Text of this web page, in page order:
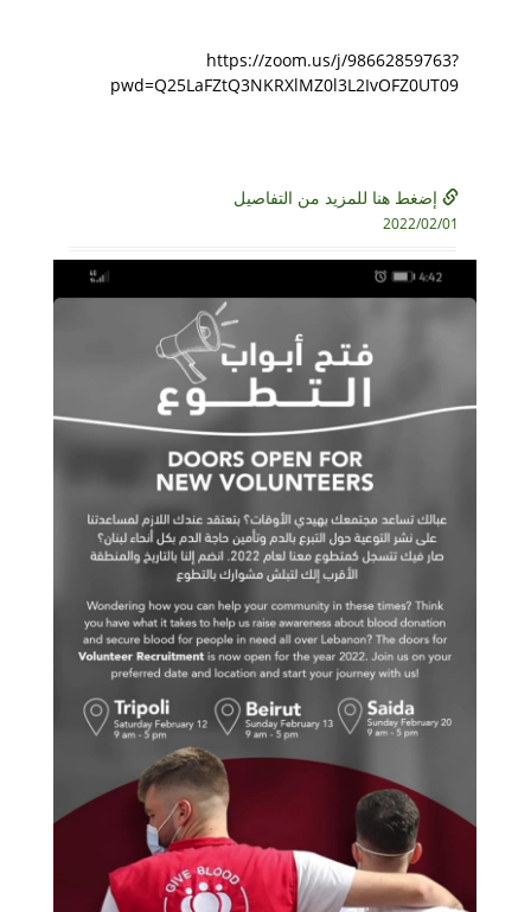
https://zoom.us/j/98662859763?
pwd=Q25LaFZtQ3NKRXlMZ0l3L2IvOFZ0UT09
إضغط هنا للمزيد من التفاصيل
2022/02/01